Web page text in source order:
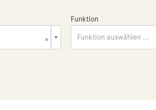
×
Funktion
Funktion auswählen ...